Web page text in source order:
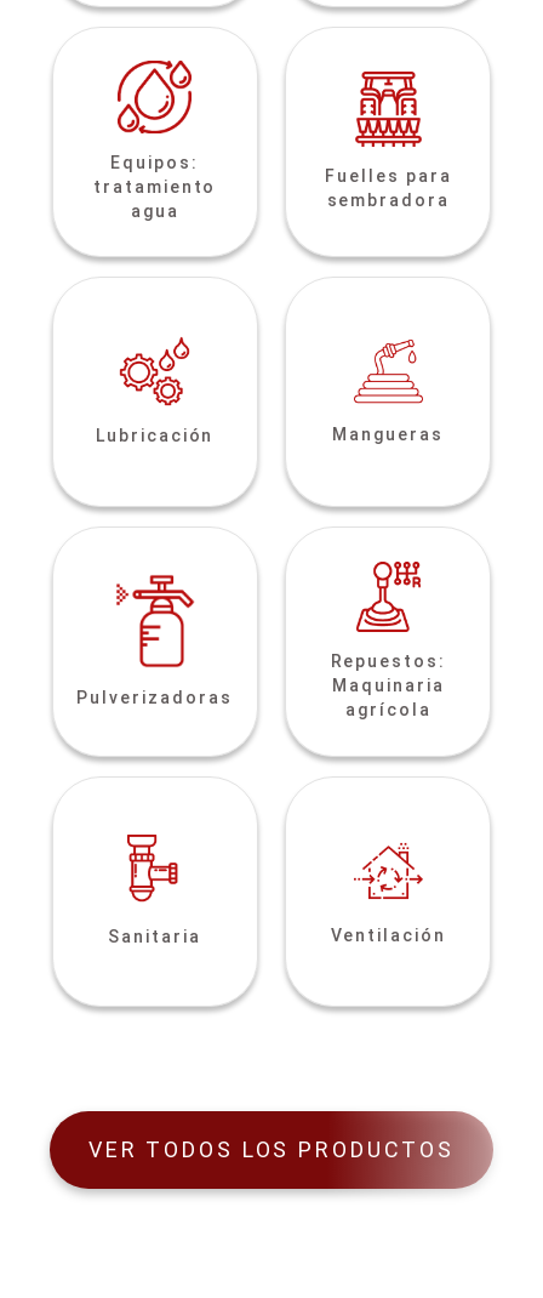
Equipos:
tratamiento
agua
Fuelles para
sembradora
Lubricación Mangueras
Pulverizadoras
Repuestos:
Maquinaria
agrícola
Sanitaria Ventilación
VER TODOS LOS PRODUCTOS